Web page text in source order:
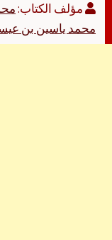
مؤلف الكتاب:
محمد ياسين بن